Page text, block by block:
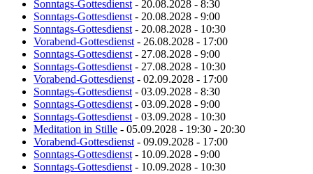
Sonntags-Gottesdienst - 20.08.2028 - 8:30
Sonntags-Gottesdienst - 20.08.2028 - 9:00
Sonntags-Gottesdienst - 20.08.2028 - 10:30
Vorabend-Gottesdienst - 26.08.2028 - 17:00
Sonntags-Gottesdienst - 27.08.2028 - 9:00
Sonntags-Gottesdienst - 27.08.2028 - 10:30
Vorabend-Gottesdienst - 02.09.2028 - 17:00
Sonntags-Gottesdienst - 03.09.2028 - 8:30
Sonntags-Gottesdienst - 03.09.2028 - 9:00
Sonntags-Gottesdienst - 03.09.2028 - 10:30
Meditation in Stille - 05.09.2028 - 19:30 - 20:30
Vorabend-Gottesdienst - 09.09.2028 - 17:00
Sonntags-Gottesdienst - 10.09.2028 - 9:00
Sonntags-Gottesdienst - 10.09.2028 - 10:30